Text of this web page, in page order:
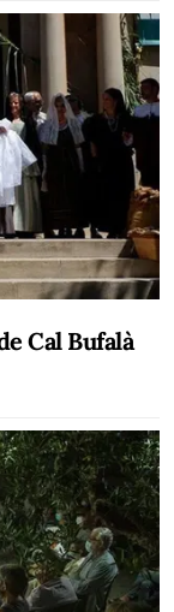
Cal Bufalà